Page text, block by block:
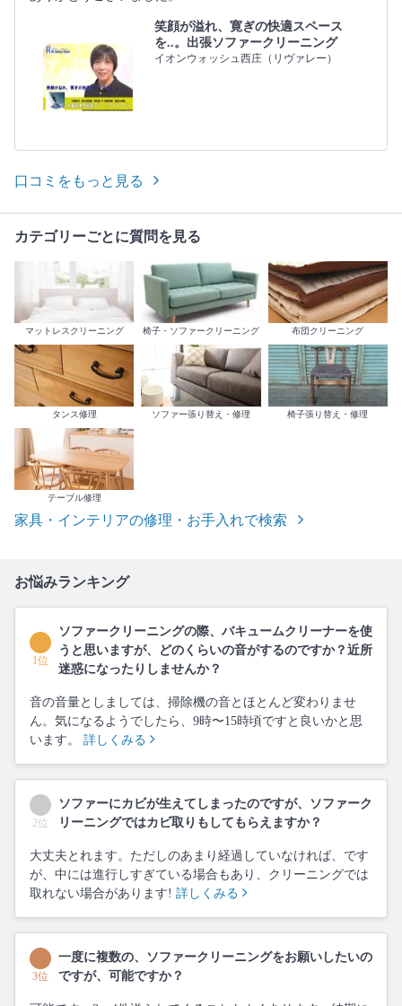
笑顔が溢れ、寛ぎの快適スペース
を..。出張ソファークリーニング
イオンウォッシュ西庄（リヴァレー）
口コミをもっと見る
カテゴリーごとに質問を見る
マットレスクリーニング 椅子・ソファークリーニング 布団クリーニング
タンス修理 ソファー張り替え・修理 椅子張り替え・修理
テーブル修理
家具・インテリアの修理・お手入れで検索
お悩みランキング
1位
ソファークリーニングの際、バキュームクリーナーを使
うと思いますが、どのくらいの音がするのですか？近所
迷惑になったりしませんか？
音の音量としましては、掃除機の音とほとんど変わりませ
ん。気になるようでしたら、9時〜15時頃ですと良いかと思
います。 詳しくみる
2位
ソファーにカビが生えてしまったのですが、ソファーク
リーニングではカビ取りもしてもらえますか？
大丈夫とれます。ただしのあまり経過していなければ、です
が、中には進行しすぎている場合もあり、クリーニングでは
取れない場合があります! 詳しくみる
3位
一度に複数の、ソファークリーニングをお願いしたいの
ですが、可能ですか？